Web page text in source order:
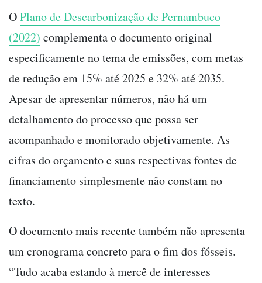
OPlano de Descarbonização de Pernambuco
(2022) complementa o documento original
especificamente no tema de emissões, com metas
de redução em 15% até 2025 e 32% até 2035.
Apesar de apresentar números, não há um
detalhamento do processo que possa ser
acompanhado e monitorado objetivamente. As
cifras do orçamento e suas respectivas fontes de
financiamento simplesmente não constam no
texto.
O documento mais recente também não apresenta
um cronograma concreto para o fim dos fósseis.
“Tudo acaba estando à mercê de interesses